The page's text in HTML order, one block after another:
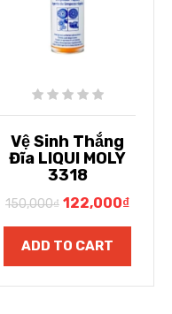
Vệ Sinh Thắng
Đĩa LIQUI MOLY
3318
150,000₫ 122,000₫
ADD TO CART